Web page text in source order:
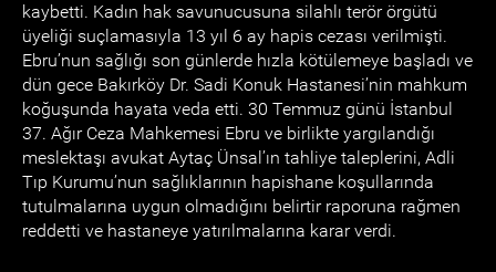
kaybetti. Kadın hak savunucusuna silahlı terör örgütü
üyeliği suçlamasıyla 13 yıl 6 ay hapis cezası verilmişti.
Ebru’nun sağlığı son günlerde hızla kötülemeye başladı ve
dün gece Bakırköy Dr. Sadi Konuk Hastanesi’nin mahkum
koğuşunda hayata veda etti. 30 Temmuz günü İstanbul
37. Ağır Ceza Mahkemesi Ebru ve birlikte yargılandığı
meslektaşı avukat Aytaç Ünsal’ın tahliye taleplerini, Adli
Tıp Kurumu’nun sağlıklarının hapishane koşullarında
tutulmalarına uygun olmadığını belirtir raporuna rağmen
reddetti ve hastaneye yatırılmalarına karar verdi.